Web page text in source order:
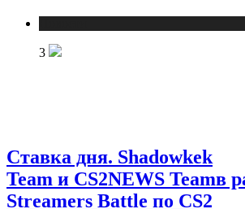
3
Ставка дня. Shadowkek
Team и CS2NEWS Teamв
Streamers Battle по CS2